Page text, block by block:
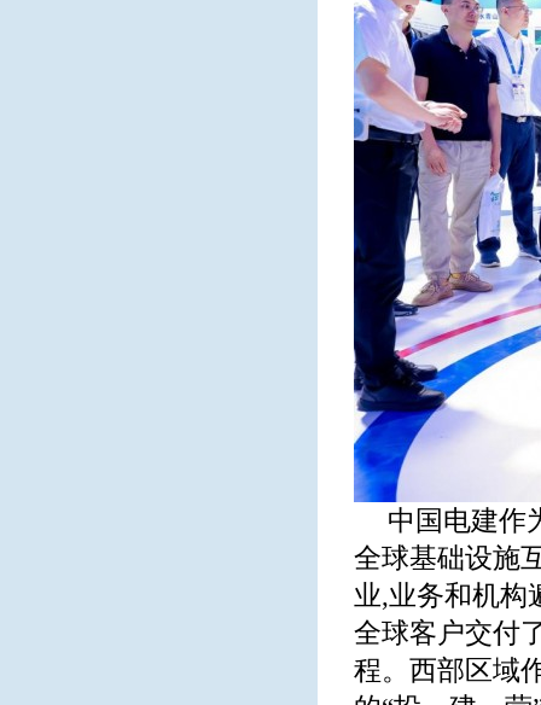
中国电建作
全球基础设施
业,业务和机构
全球客户交付
程。西部区域